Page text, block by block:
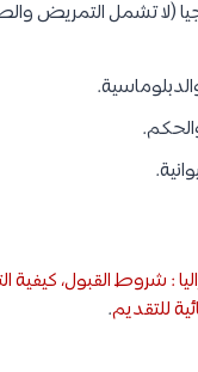
(لا تشمل التمريض
: شروط القبول، كيفية
للتقديم.